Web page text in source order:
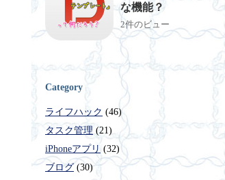
な機能？
2件のビュー
Category
ライフハック (46)
タスク管理 (21)
iPhoneアプリ (32)
ブログ(30)